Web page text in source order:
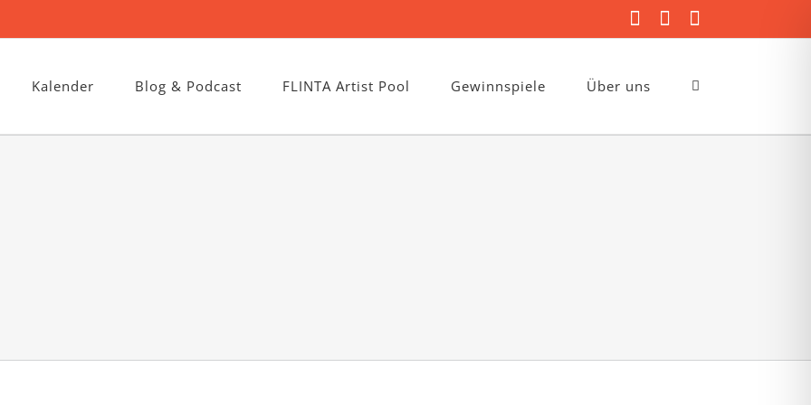
FacebookInstagram
Mail
Kalender Blog & Podcast FLINTA Artist Pool Gewinnspiele Über uns